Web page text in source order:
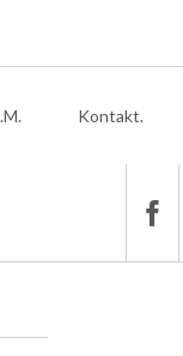
Kontakt.